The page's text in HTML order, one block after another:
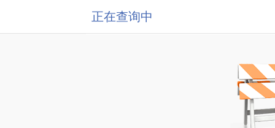
正在查询中